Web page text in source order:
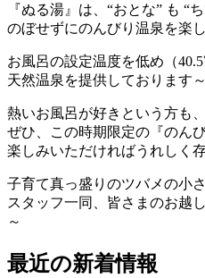
『ぬる湯』は、“おとな” も “
のぼせずにのんびり温泉を楽
お風呂の設定温度を低め（
天然温泉を提供しております～
熱いお風呂が好きという方も、
ぜひ、この時期限定の『のん
楽しみいただければうれしく存
子育て真っ盛りのツバメの小
スタッフ一同、皆さまのお越
～
最近の新着情報